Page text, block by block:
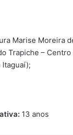
Marise Moreira
Trapiche –
Itaguaí);
13 anos